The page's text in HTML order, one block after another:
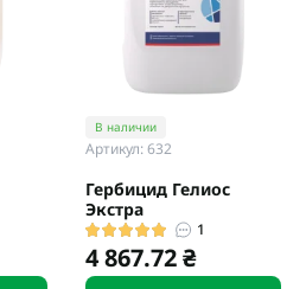
В наличии
Артикул: 632
Гербицид Гелиос
Экстра
1
4 867.72 ₴